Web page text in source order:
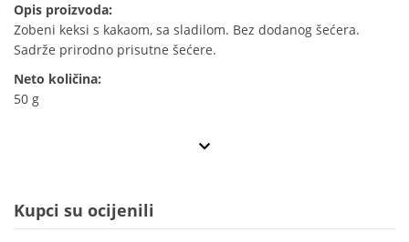
Opis proizvoda:
Zobeni keksi s kakaom, sa sladilom. Bez dodanog šećera.
Sadrže prirodno prisutne šećere.
Neto količina:
50 g
Kupci su ocijenili